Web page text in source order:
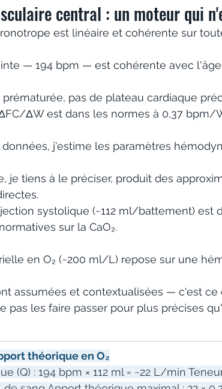
central : un moteur qui
est linéaire et cohérente sur
— 194 bpm — est cohérente avec
prématurée, pas de plateau cardiaque
ΔW est dans les normes à 0,37 bpm/
données, j'estime les paramètres
je tiens à le préciser, produit des
systolique (~112 ml/battement) est
sur la CaO₂.
en O₂ (~200 ml/L) repose sur une
assumées et contextualisées — c'est ce
pas les faire passer pour plus précises
théorique en O₂
(Q) : 194 bpm × 112 ml = ~22 L/min